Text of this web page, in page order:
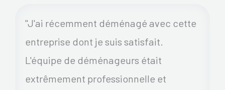
"J'ai récemment déménagé avec cette
entreprise dont je suis satisfait.
L'équipe de déménageurs était
extrêmement professionnelle et